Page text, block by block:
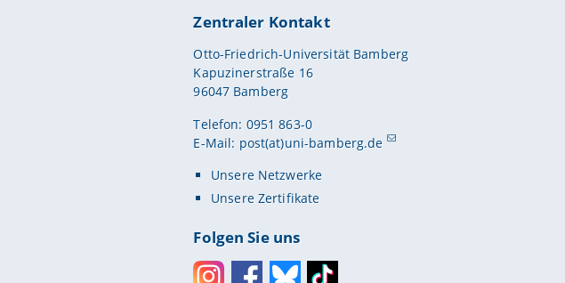
Zentraler Kontakt
Otto-Friedrich-Universität Bamberg
Kapuzinerstraße 16
96047 Bamberg
Telefon: 0951 863-0
E-Mail: post(at)uni-bamberg.de
Unsere Netzwerke
Unsere Zertifikate
Folgen Sie uns